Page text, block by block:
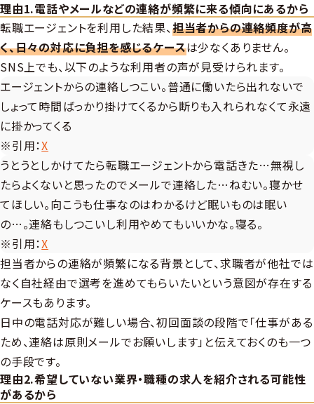
理由1.電話やメールなどの連絡が頻繁に来る傾向にあるから
転職エージェントを利用した結果、担当者からの連絡頻度が高
く、日々の対応に負担を感じるケースは少なくありません。
SNS上でも、以下のような利用者の声が見受けられます。
エージェントからの連絡しつこい。普通に働いたら出れないで
しょって時間ばっかり掛けてくるから断りも入れられなくて永遠
に掛かってくる
※引用：X
うとうとしかけてたら転職エージェントから電話きた…無視し
たらよくないと思ったのでメールで連絡した…ねむい。寝かせ
てほしい。向こうも仕事なのはわかるけど眠いものは眠い
の…。連絡もしつこいし利用やめてもいいかな。寝る。
※引用：X
担当者からの連絡が頻繁になる背景として、求職者が他社では
なく自社経由で選考を進めてもらいたいという意図が存在する
ケースもあります。
日中の電話対応が難しい場合、初回面談の段階で「仕事がある
ため、連絡は原則メールでお願いします」と伝えておくのも一つ
の手段です。
理由2.希望していない業界・職種の求人を紹介される可能性
があるから